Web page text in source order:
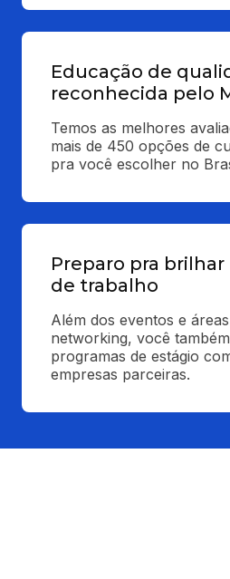
Educação de
reconhecida pelo
Temos as melhores
mais de 450 opções de
pra você escolher no
Preparo pra
de trabalho
Além dos eventos e
networking, você
programas de estágio
empresas parceiras.